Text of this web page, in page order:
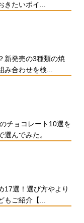
きたいポイ...
新発売の3種類の焼
合わせを検...
チョコレート10選を
選んでみた。
17選！選び方やより
もご紹介【...